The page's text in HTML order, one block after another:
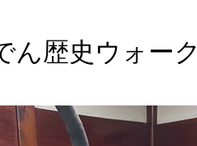
ん歴史ウォーク